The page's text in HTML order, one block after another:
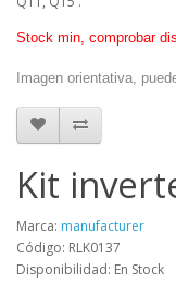
Stock min, comprobar
Imagen orientativa,
Kit
Marca: manufacturer
Código: RLK0137
Disponibilidad: En Stock